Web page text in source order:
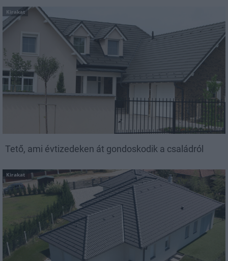
Kirakat
Tető, ami évtizedeken át gondoskodik a családról
Kirakat